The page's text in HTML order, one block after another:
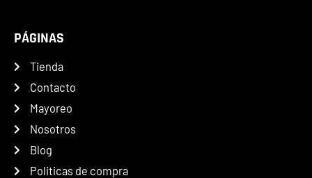
PÁGINAS
Tienda
Contacto
Mayoreo
Nosotros
Blog
Politicas de compra